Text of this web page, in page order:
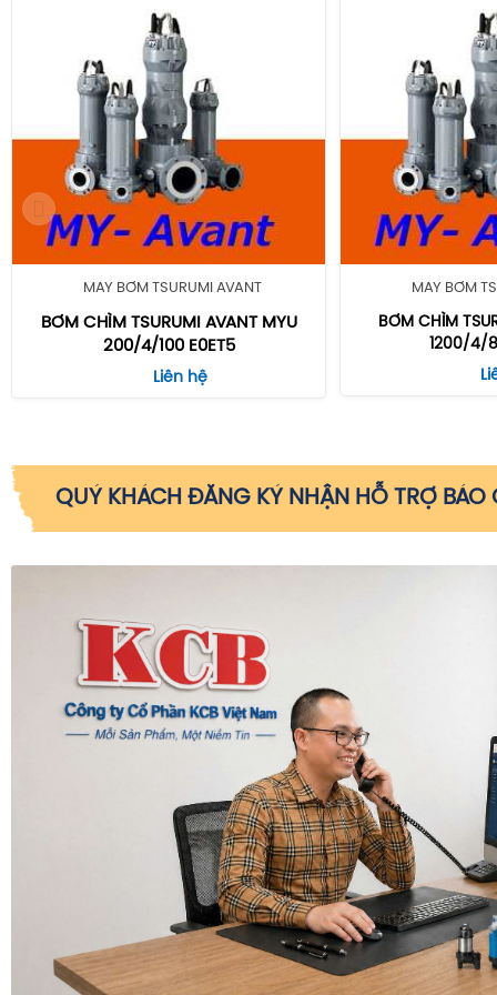
MÁY BƠM TSURUMI AVANT
BƠM CHÌM TSURUMI AVANT MYU
200/4/100 E0ET5
Liên hệ
MÁY BƠM
BƠM CHÌM
1200/4/
QUÝ KHÁCH ĐĂNG KÝ NHẬN HỖ TRỢ BÁO